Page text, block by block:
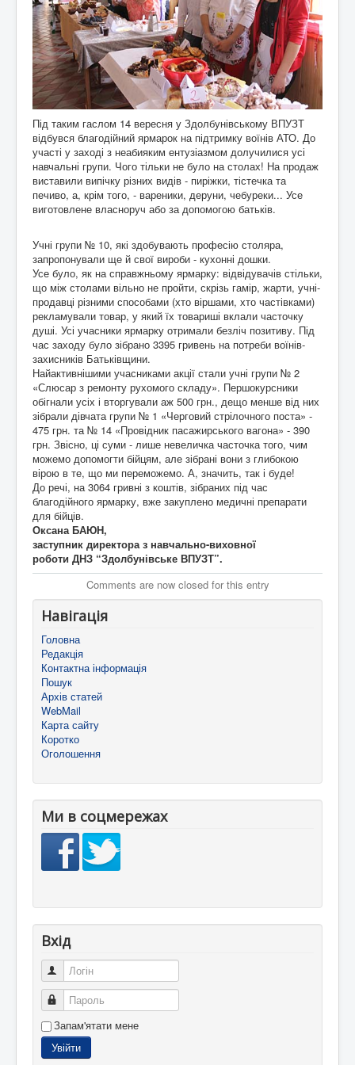
Під таким гаслом 14 вересня у Здолбунівському ВПУЗТ
відбувся благодійний ярмарок на підтримку воїнів АТО. До
участі у заході з неабияким ентузіазмом долучилися усі
навчальні групи. Чого тільки не було на столах! На продаж
виставили випічку різних видів - пиріжки, тістечка та
печиво, а, крім того, - вареники, деруни, чебуреки... Усе
виготовлене власноруч або за допомогою батьків.
Учні групи № 10, які здобувають професію столяра,
запропонували ще й свої вироби - кухонні дошки.
Усе було, як на справжньому ярмарку: відвідувачів стільки,
що між столами вільно не пройти, скрізь гамір, жарти, учні-
продавці різними способами (хто віршами, хто частівками)
рекламували товар, у який їх товариші вклали часточку
душі. Усі учасники ярмарку отримали безліч позитиву. Під
час заходу було зібрано 3395 гривень на потреби воїнів-
захисників Батьківщини.
Найактивнішими учасниками акції стали учні групи № 2
«Слюсар з ремонту рухомого складу». Першокурсники
обігнали усіх і вторгували аж 500 грн., дещо менше від них
зібрали дівчата групи № 1 «Черговий стрілочного поста» -
475 грн. та № 14 «Провідник пасажирського вагона» - 390
грн. Звісно, ці суми - лише невеличка часточка того, чим
можемо допомогти бійцям, але зібрані вони з глибокою
вірою в те, що ми переможемо. А, значить, так і буде!
До речі, на 3064 гривні з кош­тів, зібраних під час
благодійного ярмарку, вже закуп­лено медичні препарати
для бійців.
Оксана БАЮН,
заступник директора з навчально-виховної
роботи ДНЗ “Здолбунівське ВПУЗТ”.
Comments are now closed for this entry
Навігація
Головна
Редакція
Контактна інформація
Пошук
Архів статей
WebMail
Карта сайту
Коротко
Оголошення
Ми в соцмережах
Вхід
Логін
Пароль
Запам'ятати мене
Увійти